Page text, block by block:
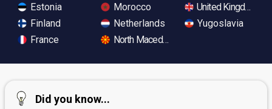
Estonia
Finland
France
Morocco
Netherlands
North Macedonia
United Kingdom
Yugoslavia
Did you know...